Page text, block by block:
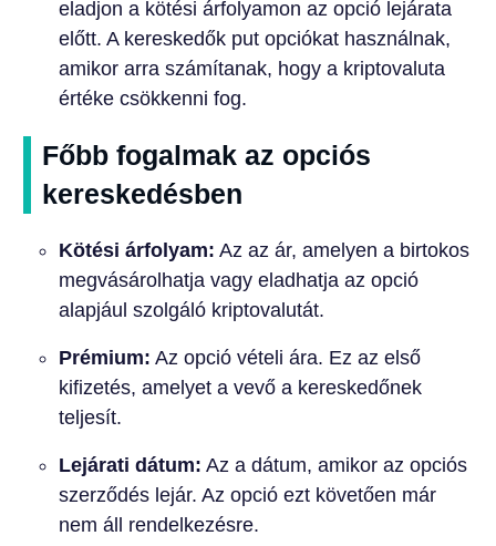
eladjon a kötési árfolyamon az opció lejárata
előtt. A kereskedők put opciókat használnak,
amikor arra számítanak, hogy a kriptovaluta
értéke csökkenni fog.
Főbb fogalmak az opciós
kereskedésben
Kötési árfolyam: Az az ár, amelyen a birtokos
megvásárolhatja vagy eladhatja az opció
alapjául szolgáló kriptovalutát.
Prémium: Az opció vételi ára. Ez az első
kifizetés, amelyet a vevő a kereskedőnek
teljesít.
Lejárati dátum: Az a dátum, amikor az opciós
szerződés lejár. Az opció ezt követően már
nem áll rendelkezésre.